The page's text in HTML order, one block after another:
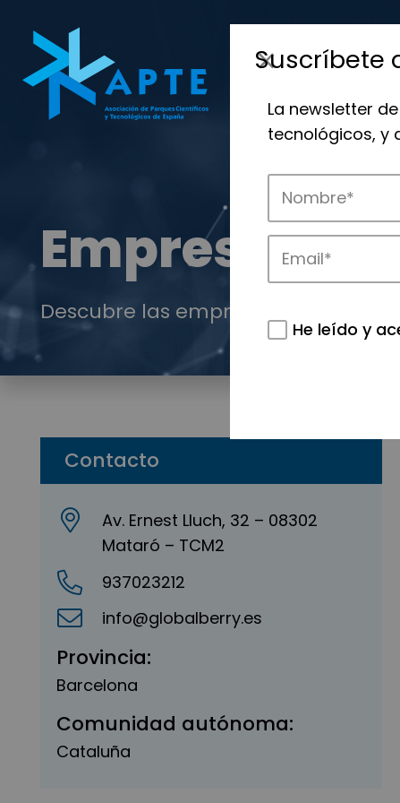
Empresas
Descubre las empresas que
Contacto
Av. Ernest Lluch, 32 – 08302
Mataró – TCM2
937023212
info@globalberry.es
Provincia:
Barcelona
Comunidad autónoma:
Cataluña
Suscríbete
La newsletter
tecnológicos, y
He leído y